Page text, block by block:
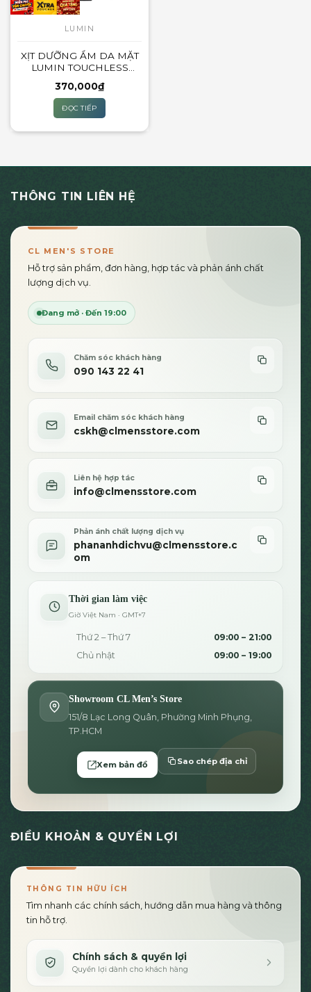
LUMIN
XỊT DƯỠNG ẨM DA MẶT
LUMIN TOUCHLESS
370,000₫
ĐỌC TIẾP
THÔNG TIN LIÊN HỆ
CL MEN'S STORE
Hỗ trợ sản phẩm, đơn hàng, hợp tác và phản ánh chất
lượng dịch vụ.
Đang mở · Đến 19:00
Chăm sóc khách hàng
090 143 22 41
Email chăm sóc khách hàng
cskh@clmensstore.com
Liên hệ hợp tác
info@clmensstore.com
Phản ánh chất lượng dịch vụ
phananhdichvu@clmensstore.c
om
Thời gian làm việc
Giờ Việt Nam · GMT+7
Thứ 2 – Thứ 7
09:00 – 21:00
Chủ nhật
09:00 – 19:00
Showroom CL Men’s Store
151/8 Lạc Long Quân, Phường Minh Phụng,
TP.HCM
Xem bản đồ Sao chép địa chỉ
ĐIỀU KHOẢN & QUYỀN LỢI
THÔNG TIN HỮU ÍCH
Tìm nhanh các chính sách, hướng dẫn mua hàng và thông
tin hỗ trợ.
Chính sách & quyền lợi
Quyền lợi dành cho khách hàng